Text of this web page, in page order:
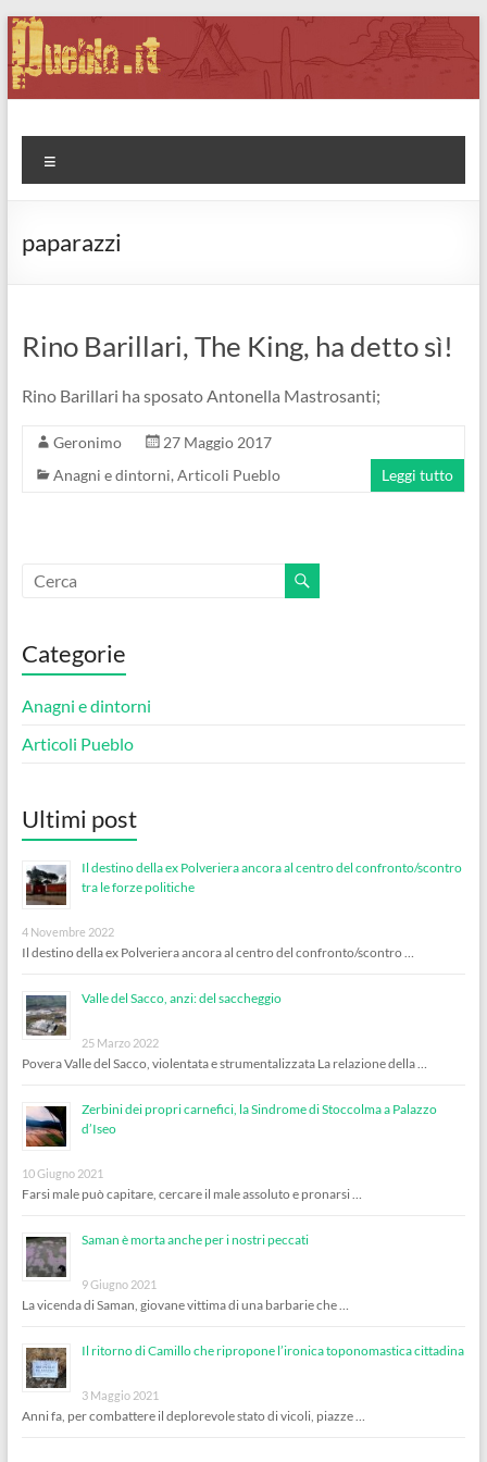
Salta
al
contenuto
Pueblo.it
Fabio Forte, ovvero: il richiamo della Foresta
paparazzi
Rino Barillari, The King, ha detto sì!
Rino Barillari ha sposato Antonella Mastrosanti;
Geronimo
27 Maggio 2017
Anagni e dintorni, Articoli Pueblo Leggi tutto
Categorie
Anagni e dintorni
Articoli Pueblo
Ultimi post
Il destino della ex Polveriera ancora al centro del confronto/scontro
tra le forze politiche
4 Novembre 2022
Il destino della ex Polveriera ancora al centro del confronto/scontro …
Valle del Sacco, anzi: del saccheggio
25 Marzo 2022
Povera Valle del Sacco, violentata e strumentalizzata La relazione della …
Zerbini dei propri carnefici, la Sindrome di Stoccolma a Palazzo
d’Iseo
10 Giugno 2021
Farsi male può capitare, cercare il male assoluto e pronarsi …
Saman è morta anche per i nostri peccati
9 Giugno 2021
La vicenda di Saman, giovane vittima di una barbarie che …
Il ritorno di Camillo che ripropone l’ironica toponomastica cittadina
3 Maggio 2021
Anni fa, per combattere il deplorevole stato di vicoli, piazze …